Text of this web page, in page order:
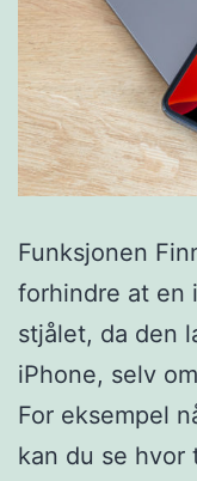
Funksjonen
forhindre at en
stjålet, da den
iPhone, selv
For eksempel
kan du se hvor